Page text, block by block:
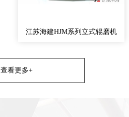
江苏海建HJM系列立式辊磨机
查看更多+